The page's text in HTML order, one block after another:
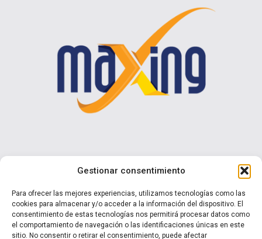
Gestionar consentimiento
Para ofrecer las mejores experiencias, utilizamos tecnologías como las
cookies para almacenar y/o acceder a la información del dispositivo. El
consentimiento de estas tecnologías nos permitirá procesar datos como
el comportamiento de navegación o las identificaciones únicas en este
sitio. No consentir o retirar el consentimiento, puede afectar
Calle I N° 990 Brisas del Sol - Talcahuano
+ 56 9 7570 0853
ventas@maxing.cl